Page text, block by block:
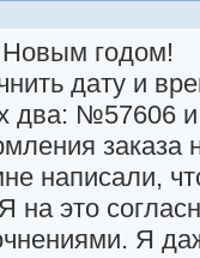
Новым годом!
дату и
два: №57606
заказа
написали,
на это
Я